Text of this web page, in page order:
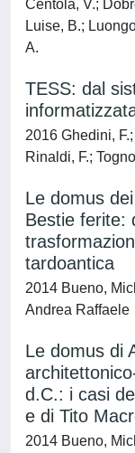
Centola, V.;
Luise, B.;
A.
TESS: dal
2016 Ghedini,
Rinaldi, F.;
Le domus
Bestie ferite:
tardoantica
2014 Bueno,
Andrea Raffaele
Le domus di
d.C.: i casi
e di Tito
2014 Bueno,